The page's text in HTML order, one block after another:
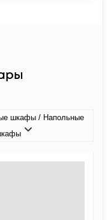
шкафы / Напольные